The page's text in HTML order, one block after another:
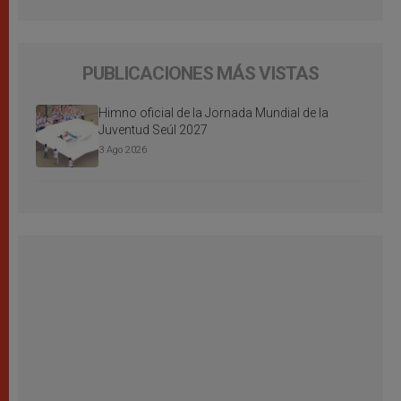
PUBLICACIONES MÁS VISTAS
Himno oficial de la Jornada Mundial de la
Juventud Seúl 2027
3 Ago 2026